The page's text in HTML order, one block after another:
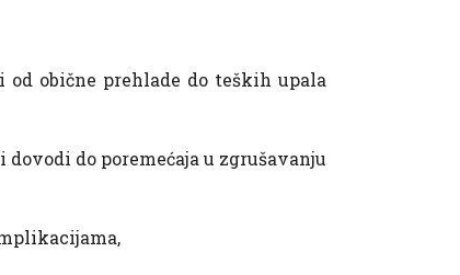
obične prehlade do teških upala
do poremećaja u zgrušavanju